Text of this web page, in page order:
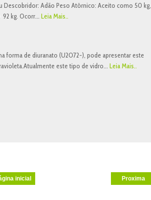
Descobridor: Adão Peso Atôrnico: Aceito como 50 kg,
92 kg. Ocorr… Leia Mais..
forma de diuranato (U2O72-), pode apresentar este
este tipo de vidro… Leia Mais..
Proxima
inicial